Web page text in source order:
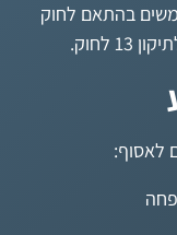
בהתאם לחוק
לאסוף: